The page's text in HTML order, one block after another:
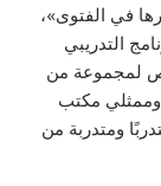
في الفتوى»،
التدريبي
لمجموعة من
وممثلي مكتب
الإسلامية الماليزية، بمشاركة 25 متدربًا ومتدربة من